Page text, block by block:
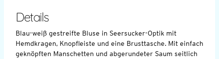
Details
Blau-weiß gestreifte Bluse in Seersucker-Optik mit
Hemdkragen, Knopfleiste und eine Brusttasche. Mit einfach
geknöpften Manschetten und abgerundeter Saum seitlich